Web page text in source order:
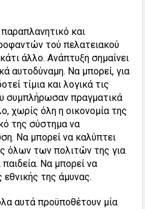
και
τού πελατειακού
άλλο. Ανάπτυξη σημαίνει
αυτοδύναμη. Να μπορεί, για
τίμια και λογικά τις
συμπλήρωσαν πραγματικά
χωρίς όλη η οικονομία της
της σύστημα να
Να μπορεί να καλύπτει
όλων των πολιτών της για
Να μπορεί να
εθνικής της άμυνας.
αυτά προϋποθέτουν μία